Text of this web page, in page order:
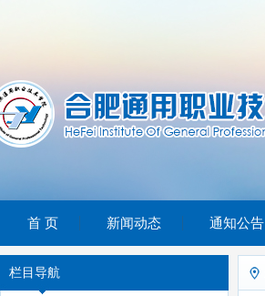
首 页 新闻动态 通知公告
栏目导航